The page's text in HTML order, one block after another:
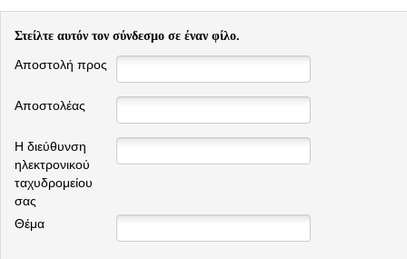
Στείλτε αυτόν τον σύνδεσμο σε έναν φίλο.
Αποστολή προς
Αποστολέας
Η διεύθυνση
ηλεκτρονικού
ταχυδρομείου
σας
Θέμα